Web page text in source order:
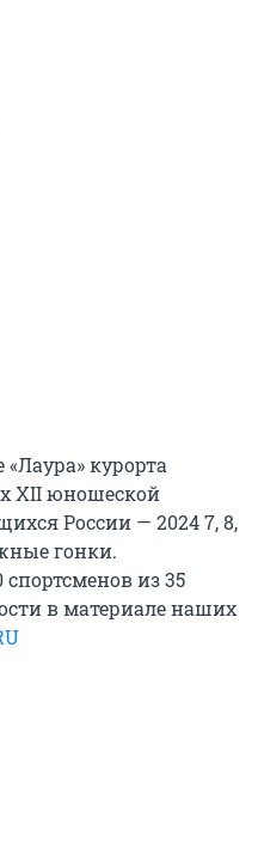
курорта
XII юношеской
России — 2024 7, 8,
гонки.
из 35
в материале наших